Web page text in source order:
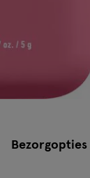
Bezorgopties